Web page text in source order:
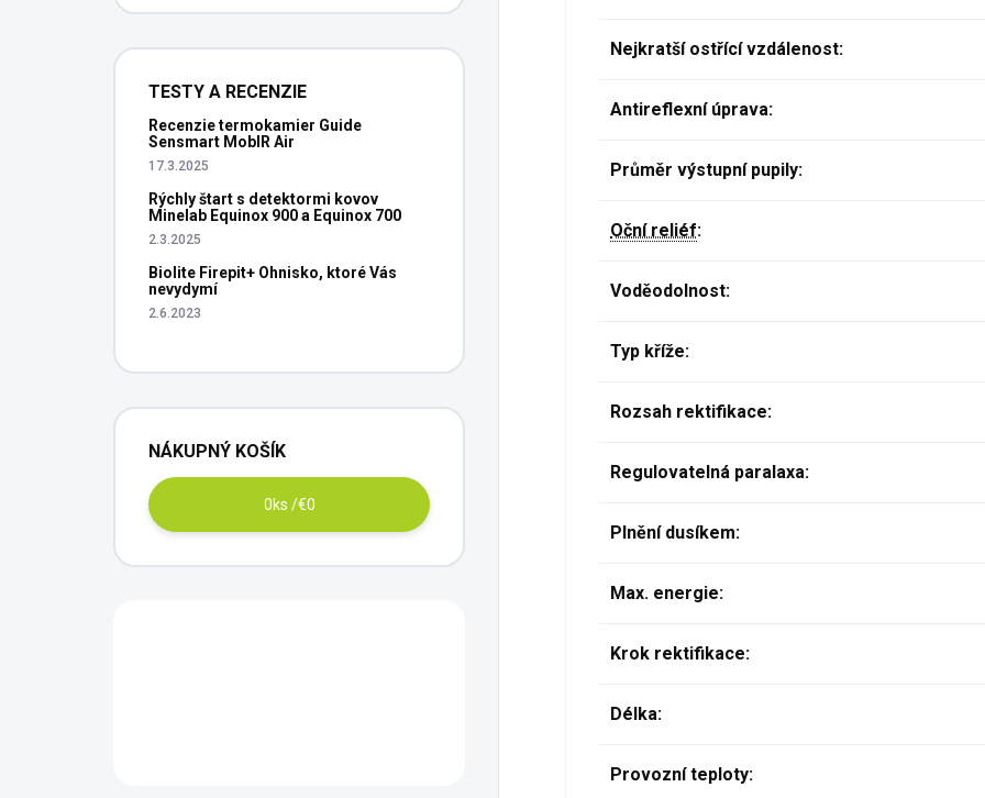
TESTY A RECENZIE
Recenzie termokamier Guide
Sensmart MobIR Air
17.3.2025
Rýchly štart s detektormi kovov
Minelab Equinox 900 a Equinox 700
2.3.2025
Biolite Firepit+ Ohnisko, ktoré Vás
nevydymí
2.6.2023
NÁKUPNÝ KOŠÍK
0ks /€0
Nejkratší ostřící vzdálenost:
Antireflexní úprava:
Průměr výstupní pupily:
Oční reliéf:
Voděodolnost:
Typ kříže:
Rozsah rektifikace:
Regulovatelná paralaxa:
Plnění dusíkem:
Max. energie:
Krok rektifikace:
Délka:
Provozní teploty: